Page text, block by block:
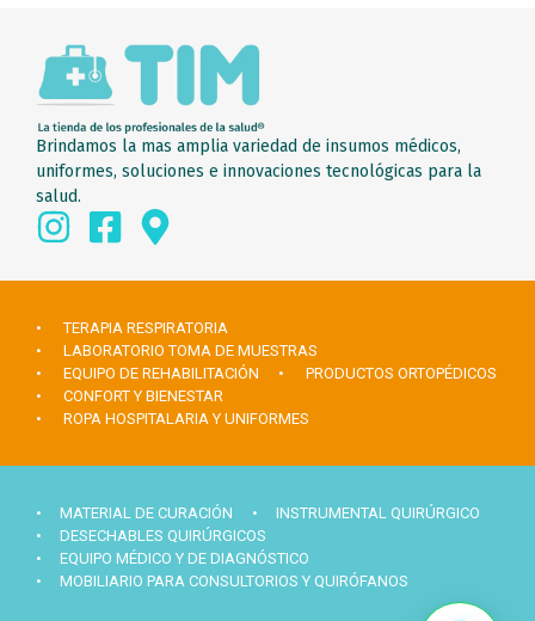
Brindamos la mas amplia variedad de insumos médicos,
uniformes, soluciones e innovaciones tecnológicas para la
salud.
• TERAPIA RESPIRATORIA
• LABORATORIO TOMA DE MUESTRAS
• EQUIPO DE REHABILITACIÓN
• PRODUCTOS ORTOPÉDICOS
• CONFORT Y BIENESTAR
• ROPA HOSPITALARIA Y UNIFORMES
• MATERIAL DE CURACIÓN
• INSTRUMENTAL QUIRÚRGICO
• DESECHABLES QUIRÚRGICOS
• EQUIPO MÉDICO Y DE DIAGNÓSTICO
• MOBILIARIO PARA CONSULTORIOS Y QUIRÓFANOS